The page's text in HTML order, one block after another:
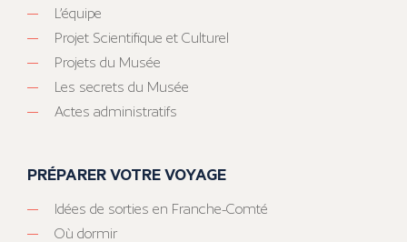
L’équipe
Projet Scientifique et Culturel
Projets du Musée
Les secrets du Musée
Actes administratifs
PRÉPARER VOTRE VOYAGE
Idées de sorties en Franche-Comté
Où dormir